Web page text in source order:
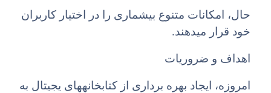
حال، امکانات متنوع بیشماری را در اختیار کاربران
خود قرار میدهند.
اهداف و ضروریات
امروزه، ایجاد بهره برداری از کتابخانههای یجیتال به